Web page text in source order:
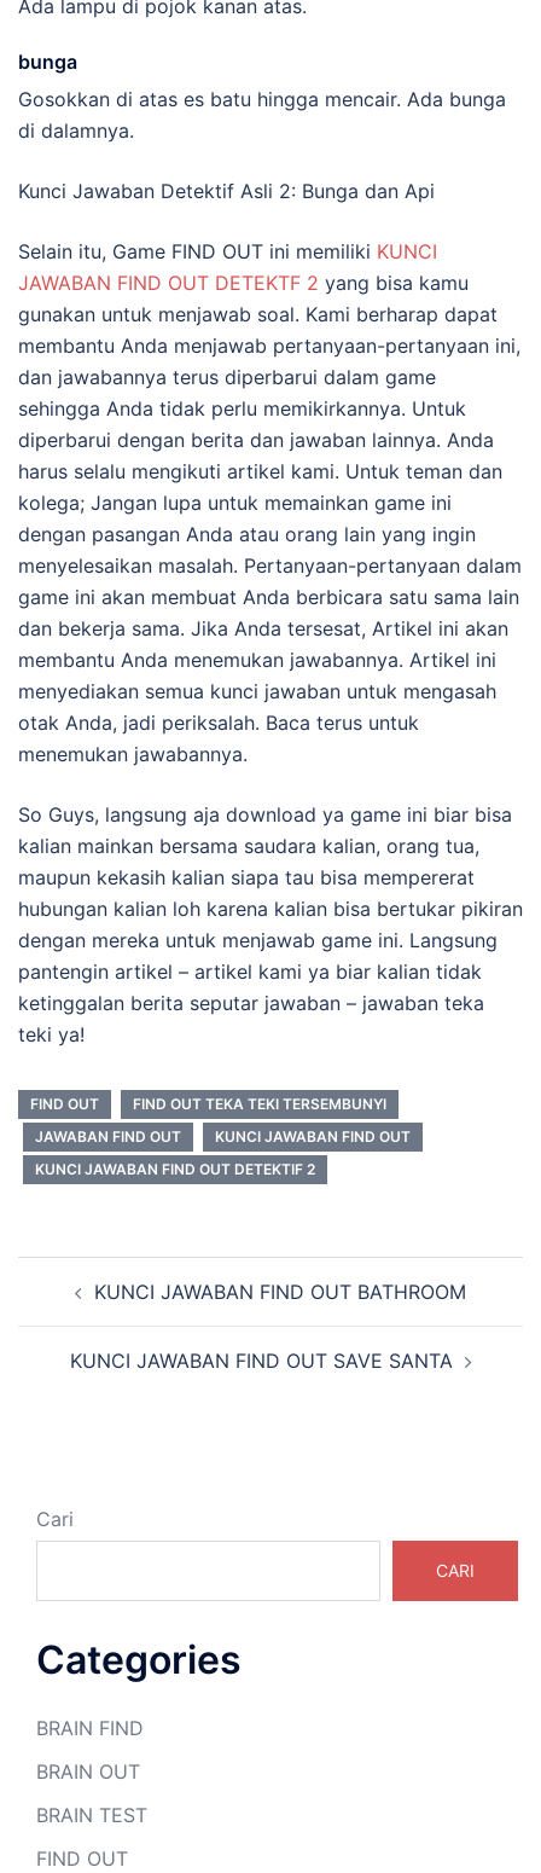
Ada lampu di pojok kanan atas.
bunga
Gosokkan di atas es batu hingga mencair. Ada bunga
di dalamnya.
Kunci Jawaban Detektif Asli 2: Bunga dan Api
Selain itu, Game FIND OUT ini memiliki KUNCI
JAWABAN FIND OUT DETEKTF 2 yang bisa kamu
gunakan untuk menjawab soal. Kami berharap dapat
membantu Anda menjawab pertanyaan-pertanyaan ini,
dan jawabannya terus diperbarui dalam game
sehingga Anda tidak perlu memikirkannya. Untuk
diperbarui dengan berita dan jawaban lainnya. Anda
harus selalu mengikuti artikel kami. Untuk teman dan
kolega; Jangan lupa untuk memainkan game ini
dengan pasangan Anda atau orang lain yang ingin
menyelesaikan masalah. Pertanyaan-pertanyaan dalam
game ini akan membuat Anda berbicara satu sama lain
dan bekerja sama. Jika Anda tersesat, Artikel ini akan
membantu Anda menemukan jawabannya. Artikel ini
menyediakan semua kunci jawaban untuk mengasah
otak Anda, jadi periksalah. Baca terus untuk
menemukan jawabannya.
So Guys, langsung aja download ya game ini biar bisa
kalian mainkan bersama saudara kalian, orang tua,
maupun kekasih kalian siapa tau bisa mempererat
hubungan kalian loh karena kalian bisa bertukar pikiran
dengan mereka untuk menjawab game ini. Langsung
pantengin artikel – artikel kami ya biar kalian tidak
ketinggalan berita seputar jawaban – jawaban teka
teki ya!
FIND OUT
FIND OUT TEKA TEKI TERSEMBUNYI
JAWABAN FIND OUT
KUNCI JAWABAN FIND OUT
KUNCI JAWABAN FIND OUT DETEKTIF 2
Navigasi
Tulisan
KUNCI JAWABAN FIND OUT BATHROOM
KUNCI JAWABAN FIND OUT SAVE SANTA
Cari
CARI
Categories
BRAIN FIND
BRAIN OUT
BRAIN TEST
FIND OUT